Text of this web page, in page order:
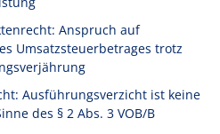
Anspruch auf
Umsatzsteuerbetrages trotz
Ausführungsverzicht ist keine
des § 2 Abs. 3 VOB/B